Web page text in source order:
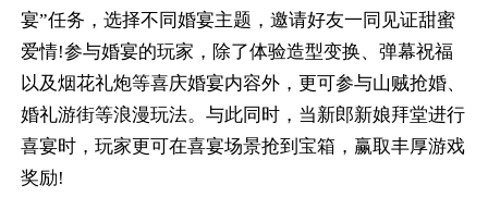
宴”任务，选择不同婚宴主题，邀请好友一同见证甜蜜
爱情!参与婚宴的玩家，除了体验造型变换、弹幕祝福
以及烟花礼炮等喜庆婚宴内容外，更可参与山贼抢婚、
婚礼游街等浪漫玩法。与此同时，当新郎新娘拜堂进行
喜宴时，玩家更可在喜宴场景抢到宝箱，赢取丰厚游戏
奖励!